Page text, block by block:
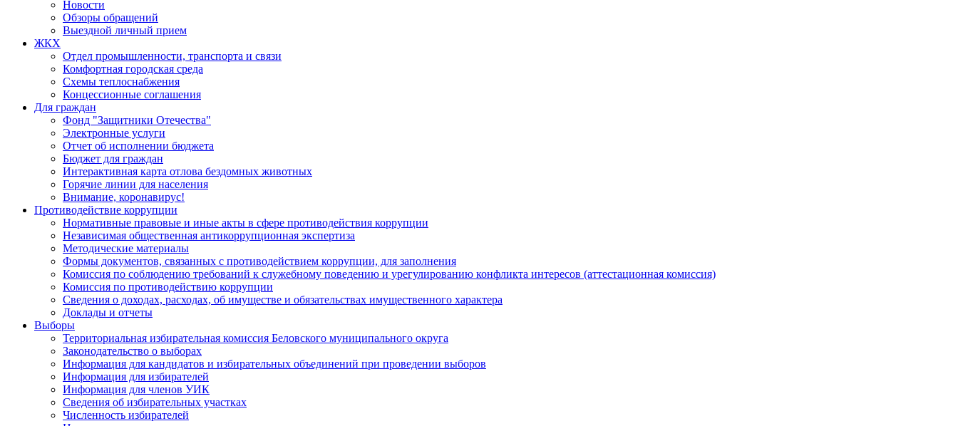
Новости
Обзоры обращений
Выездной личный прием
ЖКХ
Отдел промышленности, транспорта и связи
Комфортная городская среда
Схемы теплоснабжения
Концессионные соглашения
Для граждан
Фонд "Защитники Отечества"
Электронные услуги
Отчет об исполнении бюджета
Бюджет для граждан
Интерактивная карта отлова бездомных животных
Горячие линии для населения
Внимание, коронавирус!
Противодействие коррупции
Нормативные правовые и иные акты в сфере противодействия коррупции
Независимая общественная антикоррупционная экспертиза
Методические материалы
Формы документов, связанных с противодействием коррупции, для заполнения
Комиссия по соблюдению требований к служебному поведению и урегулированию конфликта интересов (аттестационная комиссия)
Комиссия по противодействию коррупции
Сведения о доходах, расходах, об имуществе и обязательствах имущественного характера
Доклады и отчеты
Выборы
Территориальная избирательная комиссия Беловского муниципального округа
Законодательство о выборах
Информация для кандидатов и избирательных объединений при проведении выборов
Информация для избирателей
Информация для членов УИК
Сведения об избирательных участках
Численность избирателей